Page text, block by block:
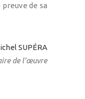
de sa
SUPÉRA
de l’œuvre